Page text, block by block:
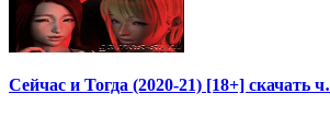
Сейчас и Тогда (2020-21) [18+] скачать